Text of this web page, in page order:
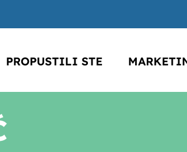
PROPUSTILI STE